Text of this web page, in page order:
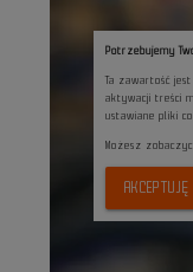
Potrzebujemy
Ta zawartość
aktywacji treści
ustawiane pliki
Możesz
AKCEPTUJĘ